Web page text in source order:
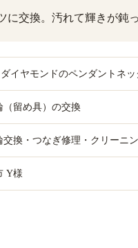
交換。汚れて輝きが鈍
イヤモンドのペンダントネッ
（留め具）の交換
交換・つなぎ修理・クリーニ
Y様